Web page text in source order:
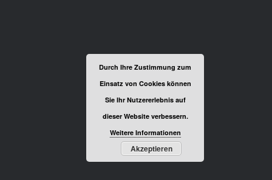
Durch Ihre Zustimmung zum
Einsatz von Cookies können
Sie Ihr Nutzererlebnis auf
dieser Website verbessern.
Weitere Informationen
Akzeptieren